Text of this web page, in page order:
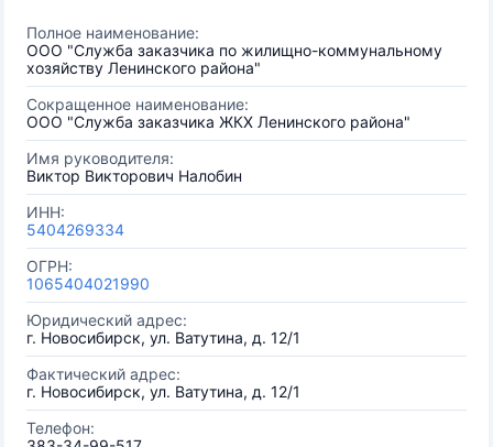
Полное наименование:
ООО "Служба заказчика по жилищно-коммунальному
хозяйству Ленинского района"
Сокращенное наименование:
ООО "Служба заказчика ЖКХ Ленинского района"
Имя руководителя:
Виктор Викторович Налобин
ИНН:
5404269334
ОГРН:
1065404021990
Юридический адрес:
г. Новосибирск, ул. Ватутина, д. 12/1
Фактический адрес:
г. Новосибирск, ул. Ватутина, д. 12/1
Телефон: